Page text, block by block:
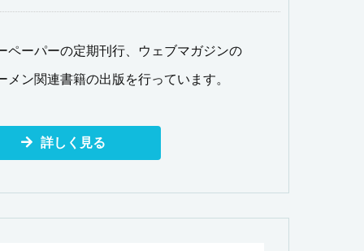
ペーパーの定期刊行、ウェブマガジンの
メン関連書籍の出版を行っています。
詳しく見る